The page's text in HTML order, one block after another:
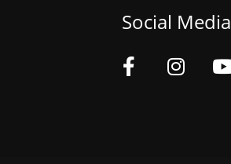
Social Media